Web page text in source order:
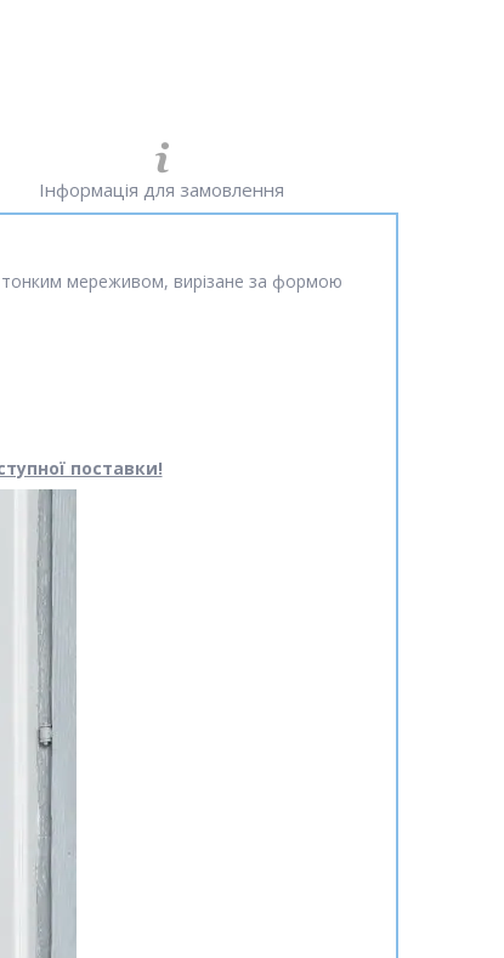
Інформація для замовлення
тонким мереживом, вирізане за формою
поставки!